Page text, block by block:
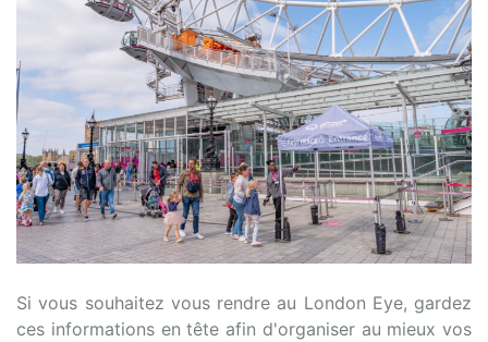
Si vous souhaitez vous rendre au London Eye, gardez
ces informations en tête afin d'organiser au mieux vos